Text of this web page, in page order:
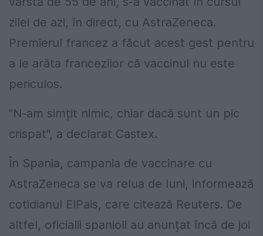
zilei de azi, în direct, cu AstraZeneca.
Premierul francez a făcut acest gest pentru
a le arăta francezilor că vaccinul nu este
periculos.
"N-am simțit nimic, chiar dacă sunt un pic
crispat", a declarat Castex.
În Spania, campania de vaccinare cu
AstraZeneca se va relua de luni, informează
cotidianul ElPais, care citează Reuters. De
altfel, oficialii spanioli au anunțat încă de joi